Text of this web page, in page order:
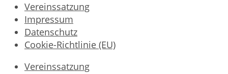
Vereinssatzung
Impressum
Datenschutz
Cookie-Richtlinie (EU)
Vereinssatzung